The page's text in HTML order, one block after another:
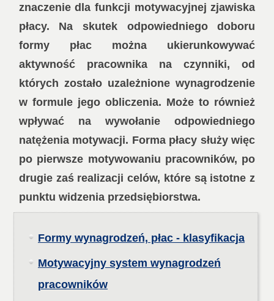
znaczenie dla funkcji motywacyjnej zjawiska
płacy. Na skutek odpowiedniego doboru
formy płac można ukierunkowywać
aktywność pracownika na czynniki, od
których zostało uzależnione wynagrodzenie
w formule jego obliczenia. Może to również
wpływać na wywołanie odpowiedniego
natężenia motywacji. Forma płacy służy więc
po pierwsze motywowaniu pracowników, po
drugie zaś realizacji celów, które są istotne z
punktu widzenia przedsiębiorstwa.
Formy wynagrodzeń, płac - klasyfikacja
Motywacyjny system wynagrodzeń
pracowników